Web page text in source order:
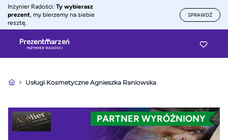
Inżynier Radości: Ty wybierasz
prezent, my bierzemy na siebie
resztę.
SPRAWDŹ
Usługi Kosmetyczne Agnieszka Raniowska
PARTNER WYRÓŻNIONY